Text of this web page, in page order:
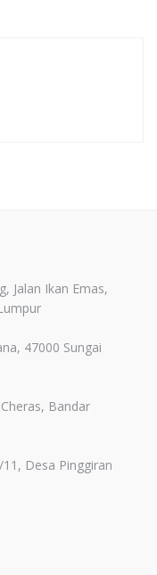
Jalan Ikan Emas,
47000 Sungai
Bandar
Desa Pinggiran